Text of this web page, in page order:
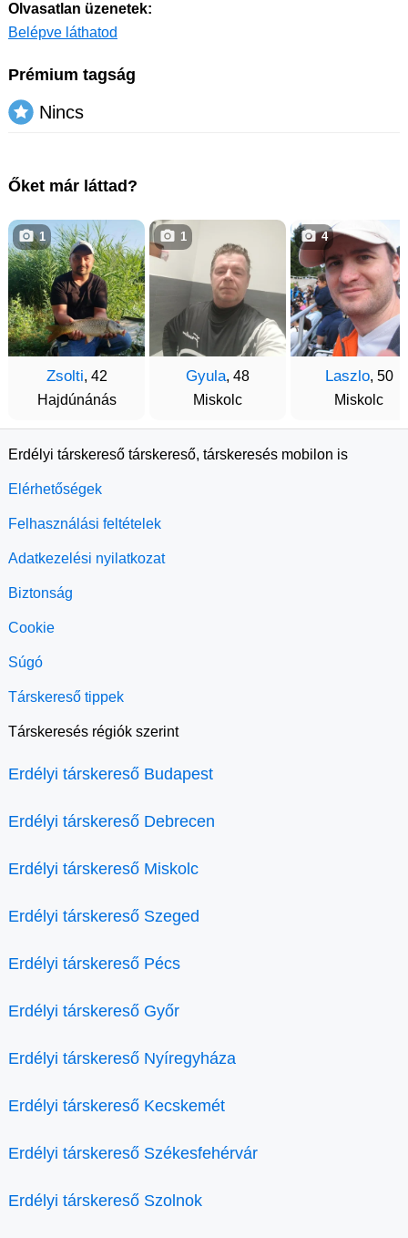
Olvasatlan üzenetek:
Belépve láthatod
Prémium tagság
Nincs
Őket már láttad?
Zsolti, 42
Hajdúnánás
1
Gyula, 48
Miskolc
1
Laszlo, 50
Miskolc
4
Erdélyi társkereső társkereső, társkeresés mobilon is
Elérhetőségek
Felhasználási feltételek
Adatkezelési nyilatkozat
Biztonság
Cookie
Súgó
Társkereső tippek
Társkeresés régiók szerint
Erdélyi társkereső Budapest
Erdélyi társkereső Debrecen
Erdélyi társkereső Miskolc
Erdélyi társkereső Szeged
Erdélyi társkereső Pécs
Erdélyi társkereső Győr
Erdélyi társkereső Nyíregyháza
Erdélyi társkereső Kecskemét
Erdélyi társkereső Székesfehérvár
Erdélyi társkereső Szolnok